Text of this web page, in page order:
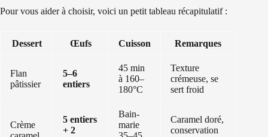
Pour vous aider à choisir, voici un petit tableau récapitulatif :
Dessert Œufs Cuisson Remarques
Flan
pâtissier
5–6
entiers
45 min
à 160–
180°C
Texture
crémeuse, se
sert froid
Crème
5 entiers
+ 2
Bain-
marie
Caramel doré,
conservation